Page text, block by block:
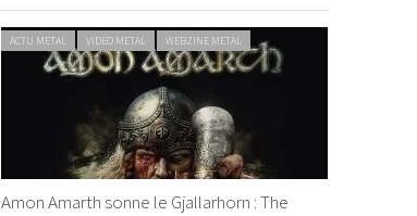
ACTU METAL VIDEO METAL WEBZINE METAL
Amon Amarth sonne le Gjallarhorn : The